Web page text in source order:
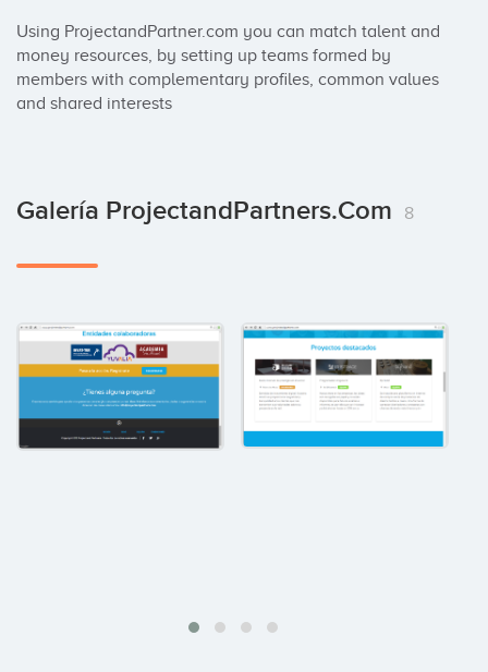
Using ProjectandPartner.com you can match talent and
money resources, by setting up teams formed by
members with complementary profiles, common values
and shared interests
Galería ProjectandPartners.com 8